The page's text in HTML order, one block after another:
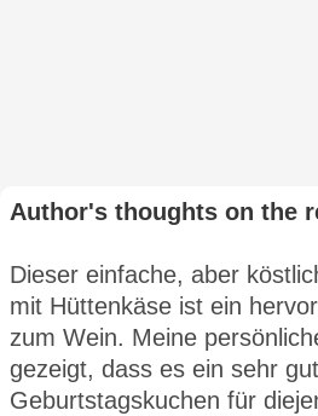
Author's thoughts on the
Dieser einfache, aber
mit Hüttenkäse ist ein
zum Wein. Meine
gezeigt, dass es ein sehr
Geburtstagskuchen für